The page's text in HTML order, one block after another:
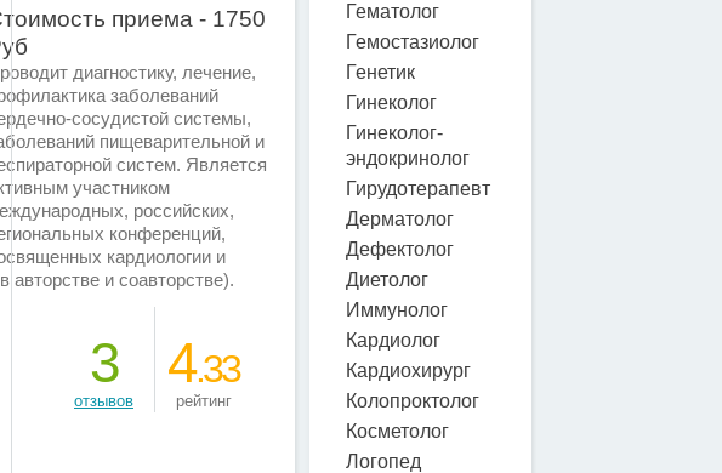
приема - 1750
диагностику, лечение,
заболеваний
сосудистой системы,
пищеварительной и
систем. Является
участником
российских,
конференций,
кардиологии и
и соавторстве).
3
отзывов
4.33
рейтинг
Гематолог
Гемостазиолог
Генетик
Гинеколог
Гинеколог-
эндокринолог
Гирудотерапевт
Дерматолог
Дефектолог
Диетолог
Иммунолог
Кардиолог
Кардиохирург
Колопроктолог
Косметолог
Логопед